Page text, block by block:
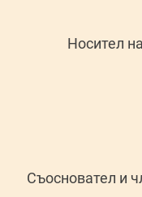
Носител
Съосновател и